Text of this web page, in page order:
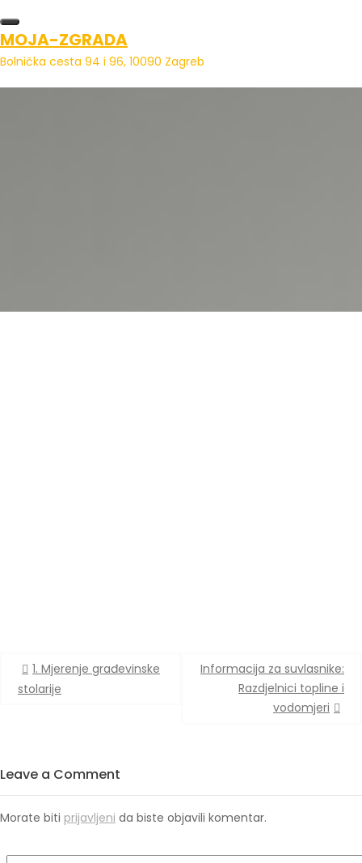
to
content
MOJA-ZGRADA
Bolnička cesta 94 i 96, 10090 Zagreb
Navigacija
objava
1. Mjerenje građevinske
stolarije
Informacija za suvlasnike:
Razdjelnici topline i
vodomjeri
Leave a Comment
Morate biti prijavljeni da biste objavili komentar.